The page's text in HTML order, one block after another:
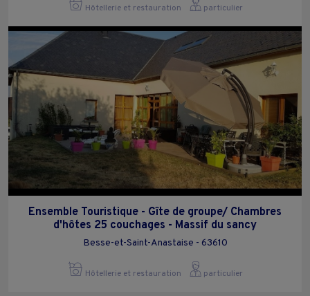
Hôtellerie et restauration particulier
Ensemble Touristique - Gîte de groupe/ Chambres
d'hôtes 25 couchages - Massif du sancy
Besse-et-Saint-Anastaise - 63610
Hôtellerie et restauration particulier